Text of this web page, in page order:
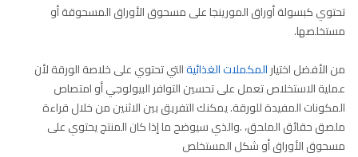
تحتوي كبسولة أوراق المورينجا على مسحوق الأوراق المسحوقة أو
مستخلصها.
من الأفضل اختيارالمكملات الغذائيةالتي تحتوي على خلاصة الورقة لأن
عملية الاستخلاص تعمل على تحسين التوافر البيولوجي أو امتصاص
المكونات المفيدة للورقة. يمكنك التفريق بين الاثنين من خلال قراءة
ملصق حقائق الملحق، .والذي سيوضح ما إذا كان المنتج يحتوي على
مسحوق الأوراق أو شكل المستخلص